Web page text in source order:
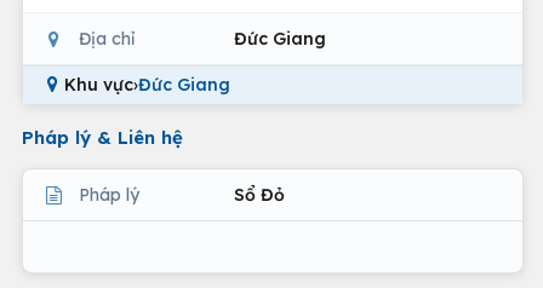
Địa chỉ Đức Giang
Khu vực›Đức Giang
Pháp lý & Liên hệ
Pháp lý Sổ Đỏ